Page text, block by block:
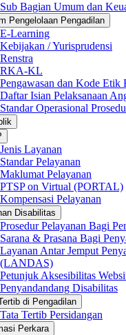
Sub Bagian Umum dan
Pengelolaan Pengadilan
E-Learning
Kebijakan / Yurisprudensi
Renstra
RKA-KL
Pengawasan dan Kode Etik
Daftar Isian Pelaksanaan
Standar Operasional
Jenis Layanan
Standar Pelayanan
Maklumat Pelayanan
PTSP on Virtual (PORTAL)
Kompensasi Pelayanan
Disabilitas
Prosedur Pelayanan Bagi
Sarana & Prasana Bagi
Layanan Antar Jemput
(LANDAS)
Petunjuk Aksesibilitas
Penyandandang Disabilitas
di Pengadilan
Tata Tertib Persidangan
Perkara